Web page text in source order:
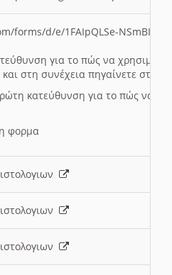
forms/d/e/1FAIpQLSe-NSmBI-
για το πώς να
στη συνέχεια πηγαίνετε στο
κατεύθυνση για το πώς να
φορμα